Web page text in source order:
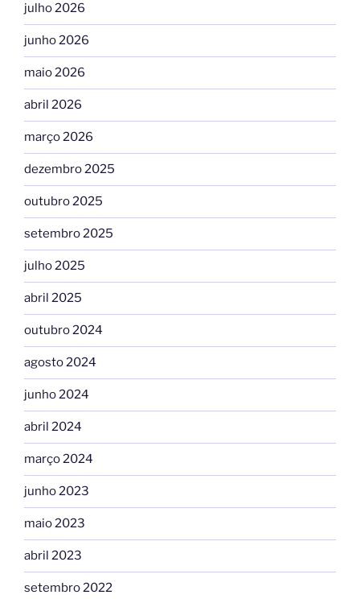
julho 2026
junho 2026
maio 2026
abril 2026
março 2026
dezembro 2025
outubro 2025
setembro 2025
julho 2025
abril 2025
outubro 2024
agosto 2024
junho 2024
abril 2024
março 2024
junho 2023
maio 2023
abril 2023
setembro 2022